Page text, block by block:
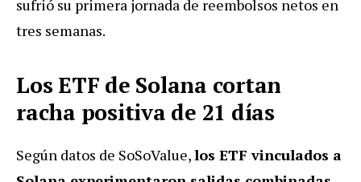
sufrió su primera jornada de reembolsos netos en
tres semanas.
Los ETF de Solana cortan
racha positiva de 21 días
Según datos de SoSoValue,los ETF vinculados a